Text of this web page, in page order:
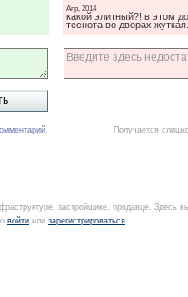
Апр, 2014
какой элитный?! в этом
теснота во дворах жуткая.
. Получается
застройщике, продавце. Здесь
войти или зарегистрироваться.